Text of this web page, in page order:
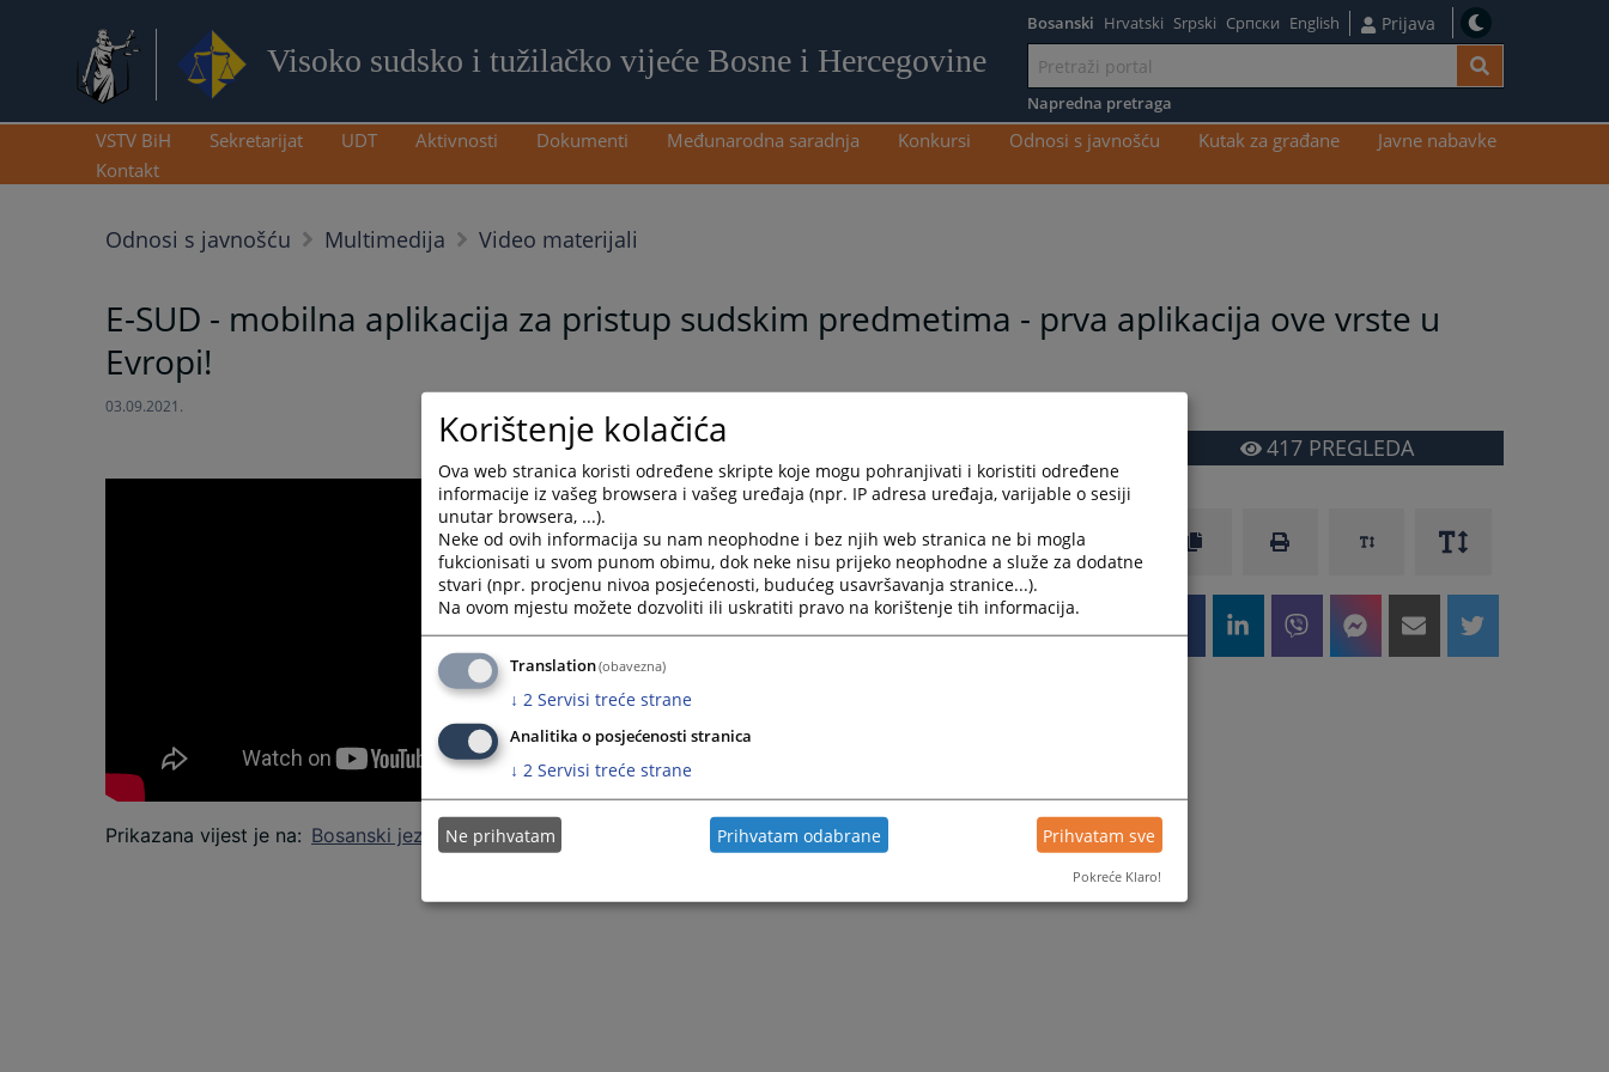
Visoko sudsko i tužilačko vijeće Bosne i Hercegovine
sadržaj
Bosanski Hrvatski Srpski Српски English Prijava
Napredna pretraga
VSTV BiH Sekretarijat UDT Aktivnosti Dokumenti Međunarodna saradnja Konkursi Odnosi s javnošću Kutak za građane
Javne nabavke
Kontakt
Odnosi s javnošću Multimedija Video materijali
E-SUD - mobilna aplikacija za pristup sudskim predmetima - prva aplikacija ove vrste u
Evropi!
03.09.2021.
Prikazana vijest je na: Bosanski jezik
417PREGLEDA
Korištenje kolačića
Ova web stranica koristi određene skripte koje mogu pohranjivati i koristiti određene
informacije iz vašeg browsera i vašeg uređaja (npr. IP adresa uređaja, varijable o sesiji
unutar browsera, ...).
Neke od ovih informacija su nam neophodne i bez njih web stranica ne bi mogla
fukcionisati u svom punom obimu, dok neke nisu prijeko neophodne a služe za dodatne
stvari (npr. procjenu nivoa posjećenosti, budućeg usavršavanja stranice...).
Na ovom mjestu možete dozvoliti ili uskratiti pravo na korištenje tih informacija.
Translation(obavezna)
↓ 2 Servisi treće strane
Analitika o posjećenosti stranica
↓ 2 Servisi treće strane
Ne prihvatam Prihvatam odabrane Prihvatam sve
Pokreće Klaro!